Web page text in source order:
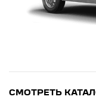
СМОТРЕТЬ